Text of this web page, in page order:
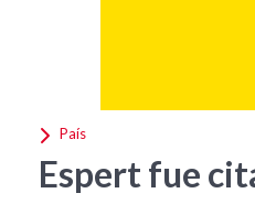
País
Espert fue